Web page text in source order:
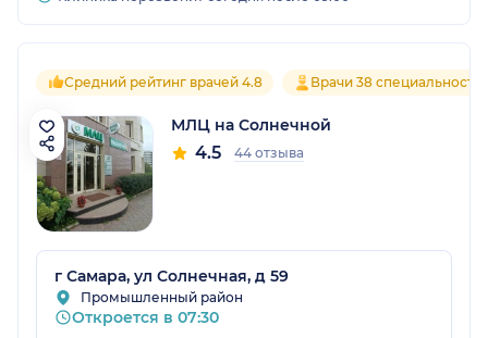
Средний рейтинг врачей 4.8 Врачи 38
МЛЦ на Солнечной
4.5 44 отзыва
г Самара, ул Солнечная, д 59
Промышленный район
Откроется в 07:30